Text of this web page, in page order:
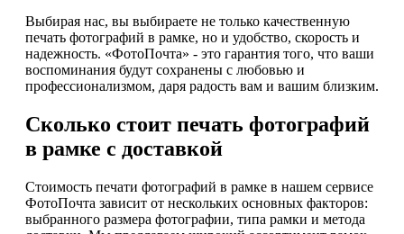
Выбирая нас, вы выбираете не только качественную
печать фотографий в рамке, но и удобство, скорость и
надежность. «ФотоПочта» - это гарантия того, что ваши
воспоминания будут сохранены с любовью и
профессионализмом, даря радость вам и вашим близким.
Сколько стоит печать фотографий
в рамке с доставкой
Стоимость печати фотографий в рамке в нашем сервисе
ФотоПочта зависит от нескольких основных факторов:
выбранного размера фотографии, типа рамки и метода